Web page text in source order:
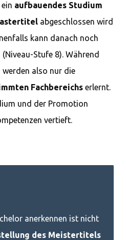
aufbauendes Studium
abgeschlossen wird
kann danach noch
Stufe 8). Während
also nur die
Fachbereichs erlernt.
und der Promotion
vertieft.
anerkennen ist nicht
des Meistertitels